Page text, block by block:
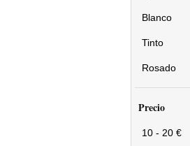
Blanco
Tinto
Rosado
Precio
10 - 20 €